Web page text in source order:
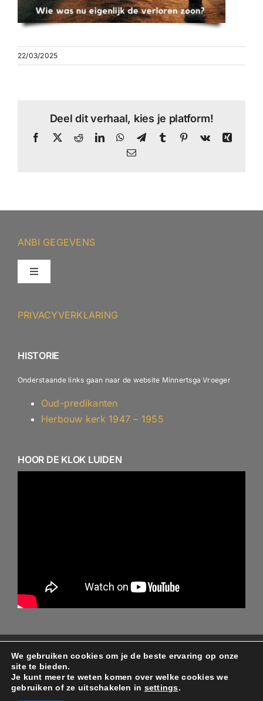
22/03/2025
Deel dit verhaal, kies je platform!
Facebook
X RedditLinkedInWhatsApp
TelegramTumblr Pinterest
Vk
Xing
E-
ANBI GEGEVENS
Toggle
PRIVACYVERKLARING
HISTORIE
Onderstaande links gaan naar de website Minnertsga Vroeger
Oud-predikanten
Herbouw kerk 1947 – 1955
HOOR DE KLOK LUIDEN
© Copyright 2024 - 2026 - Alle rechten behouden aan
de ontwerper/beheerder Protestantse gemeente
Minnertsga
We gebruiken cookies om je de beste ervaring op onze
site te bieden.
Je kunt meer te weten komen over welke cookies we
gebruiken of ze uitschakelen in settings.